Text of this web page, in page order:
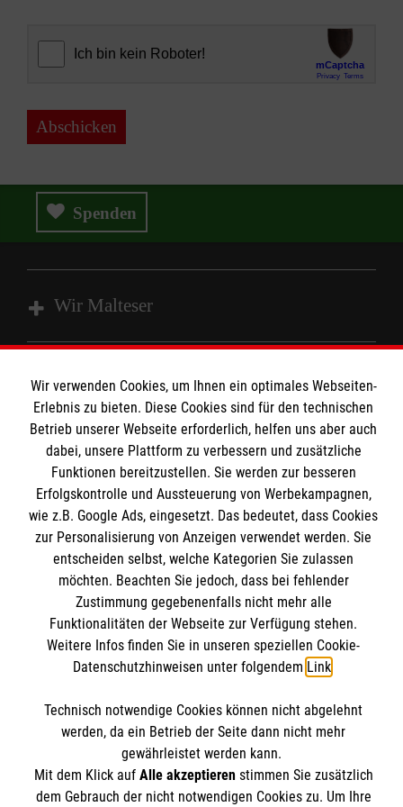
Abschicken
Spenden
Wir Malteser
Angebote und Leistungen
Unsere Kurse
Mitarbeiten
Wir Malteser
Informationen
Kontakt
Impressum
Datenschutz
Malteser online
Malteserorden
Malteser Jugend
Malteser International
Sharepoint
Spendenkonto
Empfänger: Malteser Hilfsdienst e.V.
BIC: GENODED1AAC
Aachener Bank eG
Soziale Netzwerke
Der Malteser Hilfsdienst e.V. ist als eingetragene
Wir verwenden Cookies, um Ihnen ein optimales Webseiten-
Erlebnis zu bieten. Diese Cookies sind für den technischen
Betrieb unserer Webseite erforderlich, helfen uns aber auch
dabei, unsere Plattform zu verbessern und zusätzliche
Funktionen bereitzustellen. Sie werden zur besseren
Erfolgskontrolle und Aussteuerung von Werbekampagnen,
wie z.B. Google Ads, eingesetzt. Das bedeutet, dass Cookies
zur Personalisierung von Anzeigen verwendet werden. Sie
entscheiden selbst, welche Kategorien Sie zulassen
möchten. Beachten Sie jedoch, dass bei fehlender
Zustimmung gegebenenfalls nicht mehr alle
Funktionalitäten der Webseite zur Verfügung stehen.
Weitere Infos finden Sie in unseren speziellen Cookie-
Datenschutzhinweisen unter folgendem Link.
Technisch notwendige Cookies können nicht abgelehnt
werden, da ein Betrieb der Seite dann nicht mehr
gewährleistet werden kann.
Mit dem Klick auf Alle akzeptierenstimmen Sie zusätzlich
dem Gebrauch der nicht notwendigen Cookies zu. Um Ihre